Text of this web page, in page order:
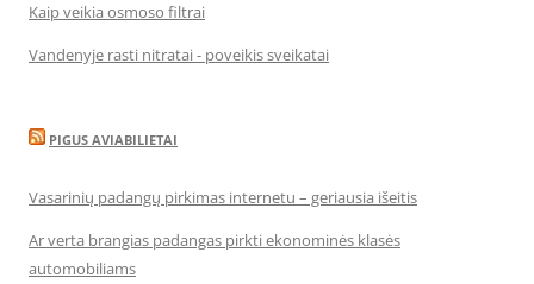
Kaip veikia osmoso filtrai
Vandenyje rasti nitratai - poveikis sveikatai
PIGUS AVIABILIETAI
Vasarinių padangų pirkimas internetu – geriausia išeitis
Ar verta brangias padangas pirkti ekonominės klasės
automobiliams